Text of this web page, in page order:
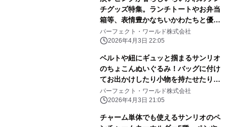
チグッズ特集。ランチトートやお弁当
箱等、表情豊かなちいかわたちと優し
いピンク色に心和む
パーフェクト・ワールド株式会社
2026年4月3日 22:05
ベルトや紐にギュッと掴まるサンリオ
のちょこんぬいぐるみ！バッグに付け
てお出かけしたり小物を持たせたりと
自由に楽しめる！
パーフェクト・ワールド株式会社
2026年4月3日 21:05
チャーム単体でも使えるサンリオのペ